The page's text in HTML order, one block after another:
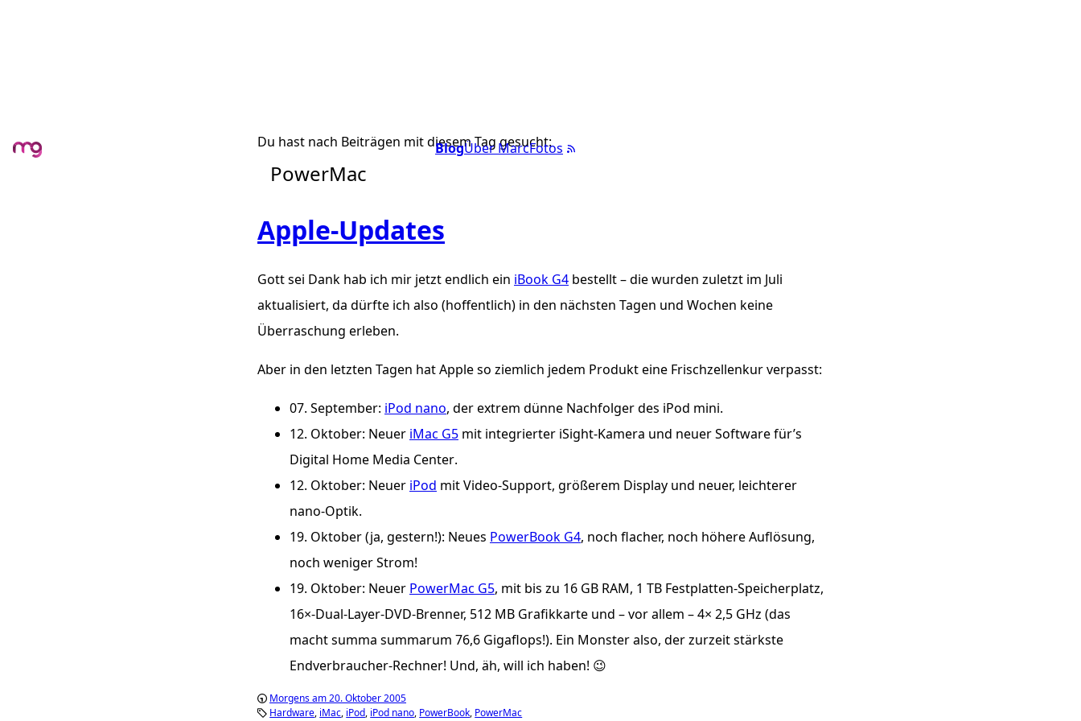
BlogÜber MarcFotos
Du hast nach Beiträgen mit diesem Tag gesucht:
PowerMac
Apple-Updates
Gott sei Dank hab ich mir jetzt endlich ein iBook G4 bestellt – die wurden zuletzt im Juli
aktualisiert, da dürfte ich also (hoffentlich) in den nächsten Tagen und Wochen keine
Überraschung erleben.
Aber in den letzten Tagen hat Apple so ziemlich jedem Produkt eine Frischzellenkur verpasst:
07. September: iPod nano, der extrem dünne Nachfolger des iPod mini.
12. Oktober: Neuer iMac G5 mit integrierter iSight-Kamera und neuer Software für’s
Digital Home Media Center.
12. Oktober: Neuer iPod mit Video-Support, größerem Display und neuer, leichterer
nano-Optik.
19. Oktober (ja, gestern!): Neues PowerBook G4, noch flacher, noch höhere Auflösung,
noch weniger Strom!
19. Oktober: Neuer PowerMac G5, mit bis zu 16 GB RAM, 1 TB Festplatten-Speicherplatz,
16×-Dual-Layer-DVD-Brenner, 512 MB Grafikkarte und – vor allem – 4× 2,5 GHz (das
macht summa summarum 76,6 Gigaflops!). Ein Monster also, der zurzeit stärkste
Endverbraucher-Rechner! Und, äh, will ich haben! 😉
Morgens am 20. Oktober 2005
Hardware iMac iPod iPod nano PowerBook PowerMac